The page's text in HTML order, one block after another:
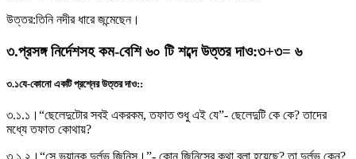
উত্তর:তিনি নদীর ধারে জন্মেছেন।
৩.প্রসঙ্গ নির্দেশসহ কম-বেশি ৬০ টি শব্দে উত্তর দাও:৩+৩= ৬
৩.১যে-কোনাে একটি প্রশ্নের উত্তর দাও::
৩.১.১। “ছেলেদুটোর সবই একরকম, তফাত শুধু এই যে”- ছেলেদুটি কে কে? তাদের
মধ্যে তফাত কোথায়?
৩.১.২। “সে ভয়ানক দুর্লভ জিনিস।”- কোন জিনিসের কথা বলা হয়েছে? তা দুর্লভ কেন?